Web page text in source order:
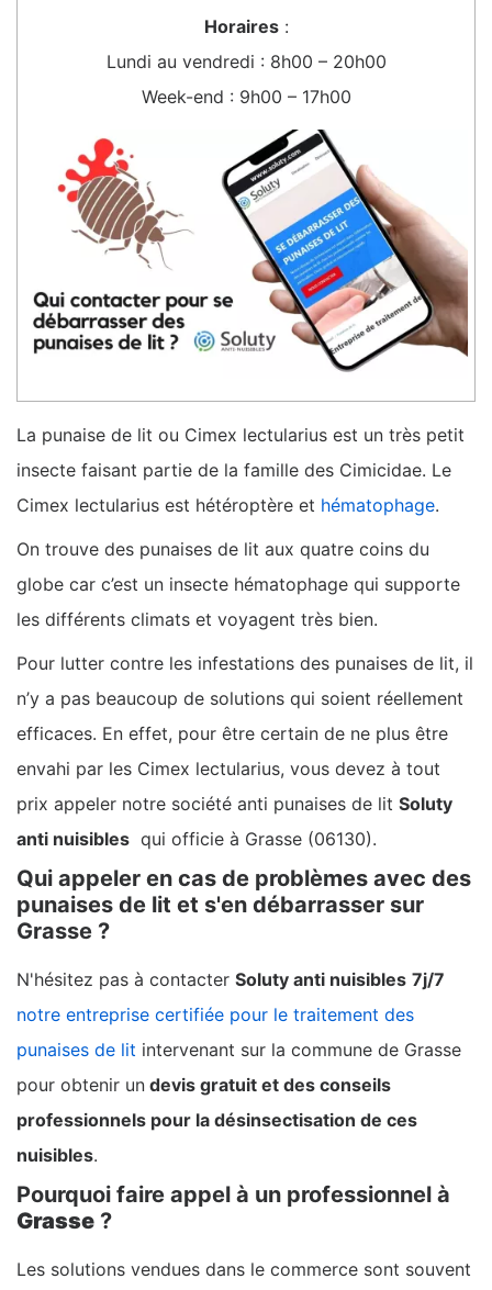
Horaires:
Lundi au vendredi : 8h00 – 20h00
Week-end : 9h00 – 17h00
La punaise de lit ou Cimex lectularius est un très petit
insecte faisant partie de la famille des Cimicidae. Le
Cimex lectularius est hétéroptère et hématophage.
On trouve des punaises de lit aux quatre coins du
globe car c’est un insecte hématophage qui supporte
les différents climats et voyagent très bien.
Pour lutter contre les infestations des punaises de lit, il
n’y a pas beaucoup de solutions qui soient réellement
efficaces. En effet, pour être certain de ne plus être
envahi par les Cimex lectularius, vous devez à tout
prix appeler notre société anti punaises de lit Soluty
anti nuisibles qui officie à Grasse (06130).
Qui appeler en cas de problèmes avec des
punaises de lit et s'en débarrasser sur
Grasse ?
N'hésitez pas à contacter Soluty anti nuisibles 7j/7
notre entreprise certifiée pour le traitement des
punaises de lit intervenant sur la commune de Grasse
pour obtenir un devis gratuit et des conseils
professionnels pour la désinsectisation de ces
nuisibles.
Pourquoi faire appel à un professionnel à
Grasse ?
Les solutions vendues dans le commerce sont souvent